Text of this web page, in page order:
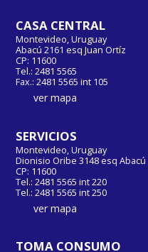
CASA CENTRAL
Montevideo, Uruguay
Abacú 2161 esq Juan Ortíz
CP: 11600
Tel.: 2481 5565
Fax.: 2481 5565 int 105
ver mapa
SERVICIOS
Montevideo, Uruguay
Dionisio Oribe 3148 esq Abacú
CP: 11600
Tel.: 2481 5565 int 220
Tel.: 2481 5565 int 250
ver mapa
TOMA CONSUMO